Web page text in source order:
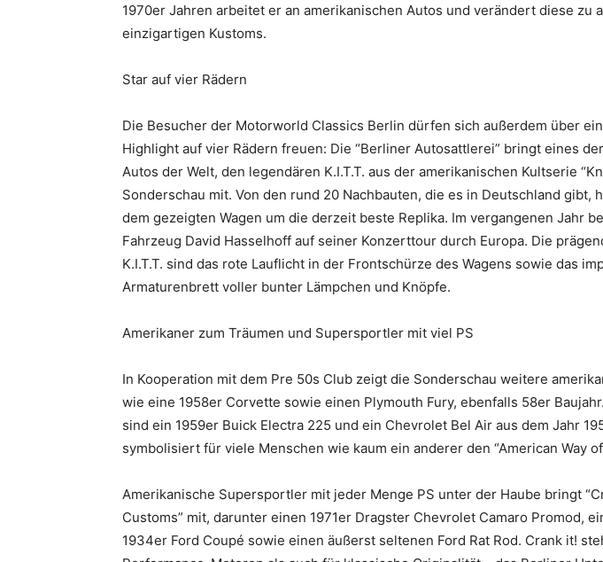
1970er Jahren arbeitet er an amerikanischen Autos und verändert diese zu
einzigartigen Kustoms.
Star auf vier Rädern
Die Besucher der Motorworld Classics Berlin dürfen sich außerdem über
Highlight auf vier Rädern freuen: Die “Berliner Autosattlerei” bringt eines
Autos der Welt, den legendären K.I.T.T. aus der amerikanischen Kultserie
Sonderschau mit. Von den rund 20 Nachbauten, die es in Deutschland gibt,
dem gezeigten Wagen um die derzeit beste Replika. Im vergangenen Jahr
Fahrzeug David Hasselhoff auf seiner Konzerttour durch Europa. Die
K.I.T.T. sind das rote Lauflicht in der Frontschürze des Wagens sowie das
Armaturenbrett voller bunter Lämpchen und Knöpfe.
Amerikaner zum Träumen und Supersportler mit viel PS
In Kooperation mit dem Pre 50s Club zeigt die Sonderschau weitere
wie eine 1958er Corvette sowie einen Plymouth Fury, ebenfalls 58er
sind ein 1959er Buick Electra 225 und ein Chevrolet Bel Air aus dem Jahr
symbolisiert für viele Menschen wie kaum ein anderer den “American Way of
Amerikanische Supersportler mit jeder Menge PS unter der Haube bringt
Customs” mit, darunter einen 1971er Dragster Chevrolet Camaro Promod,
1934er Ford Coupé sowie einen äußerst seltenen Ford Rat Rod. Crank it!